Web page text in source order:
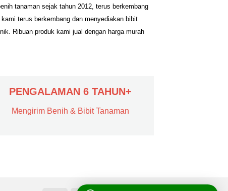
tanaman sejak tahun 2012, terus berkembang
terus berkembang dan menyediakan bibit
Ribuan produk kami jual dengan harga murah
PENGALAMAN 6 TAHUN+
Mengirim Benih & Bibit Tanaman